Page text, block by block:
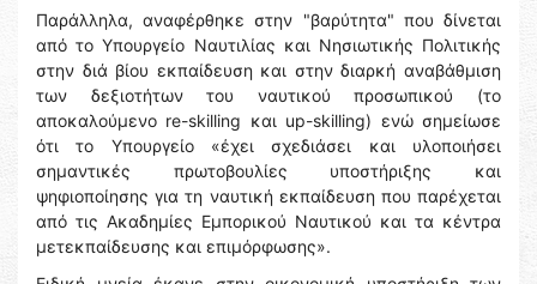
Παράλληλα, αναφέρθηκε στην "βαρύτητα" που δίνεται
από το Υπουργείο Ναυτιλίας και Νησιωτικής Πολιτικής
στην διά βίου εκπαίδευση και στην διαρκή αναβάθμιση
των δεξιοτήτων του ναυτικού προσωπικού (το
αποκαλούμενο re-skilling και up-skilling) ενώ σημείωσε
ότι το Υπουργείο «έχει σχεδιάσει και υλοποιήσει
σημαντικές πρωτοβουλίες υποστήριξης και
ψηφιοποίησης για τη ναυτική εκπαίδευση που παρέχεται
από τις Ακαδημίες Εμπορικού Ναυτικού και τα κέντρα
μετεκπαίδευσης και επιμόρφωσης».